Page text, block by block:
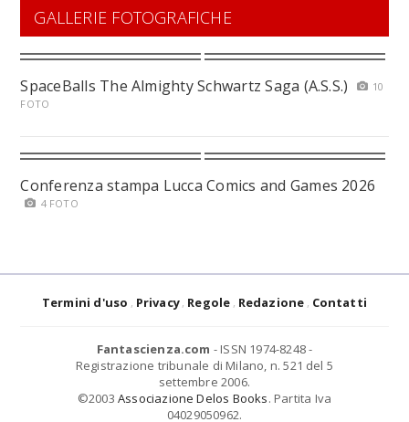
GALLERIE FOTOGRAFICHE
SpaceBalls The Almighty Schwartz Saga (A.S.S.)
10
FOTO
Conferenza stampa Lucca Comics and Games 2026
4 FOTO
Termini d'uso Privacy Regole Redazione Contatti
Fantascienza.com - ISSN 1974-8248 -
Registrazione tribunale di Milano, n. 521 del 5
settembre 2006.
©2003 Associazione Delos Books. Partita Iva
04029050962.